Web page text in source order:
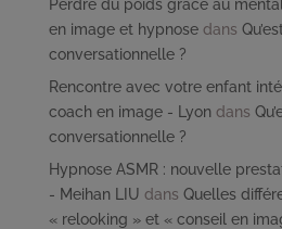
Perdre du poids grâce au
en image et hypnosedans
conversationnelle ?
Rencontre avec votre enfant
coach en image - Lyondans
conversationnelle ?
Hypnose ASMR : nouvelle
- Meihan LIU dans Quelles
« relooking » et « conseil en